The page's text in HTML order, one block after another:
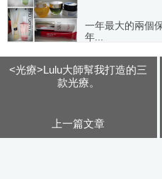
一年最大的兩個
年...
<光療>Lulu大師幫我打造的三
款光療。
上一篇文章